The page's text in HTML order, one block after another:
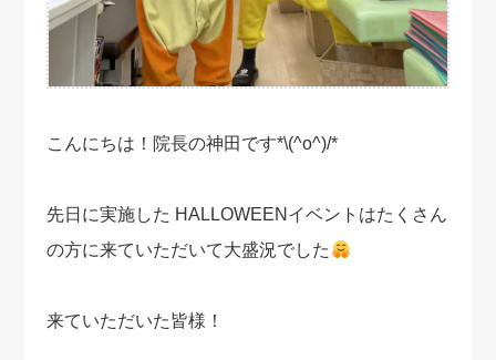
こんにちは！院長の神田です*\(^o^)/*
先日に実施した HALLOWEENイベントはたくさん
の方に来ていただいて大盛況でした
来ていただいた皆様！